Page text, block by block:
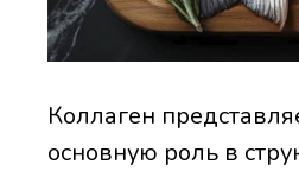
Коллаген
основную роль в